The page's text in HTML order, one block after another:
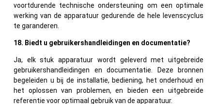
voortdurende technische ondersteuning om een ​​optimale
werking van de apparatuur gedurende de hele levenscyclus
te garanderen.
18. Biedt u gebruikershandleidingen en documentatie?
Ja, elk stuk apparatuur wordt geleverd met uitgebreide
gebruikershandleidingen en documentatie. Deze bronnen
begeleiden u bij de installatie, bediening, het onderhoud en
het oplossen van problemen, en bieden een uitgebreide
referentie voor optimaal gebruik van de apparatuur.